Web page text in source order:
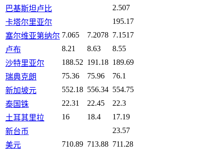
巴基斯坦卢比
2.507
卡塔尔里亚尔
195.17
塞尔维亚第纳尔 7.065 7.2078 7.1517
卢布
8.21 8.63
8.55
沙特里亚尔
188.52 191.18 189.69
瑞典克朗
75.36 75.96
76.1
新加坡元
552.18 556.34 554.75
泰国铢
22.31 22.45
22.3
土耳其里拉
16 18.4
17.19
新台币
23.57
美元
710.89 713.88 711.28